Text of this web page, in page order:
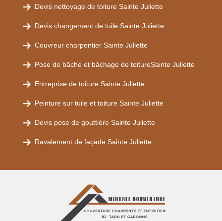
Devis nettoyage de toiture Sainte Juliette
Devis changement de tuile Sainte Juliette
Couvreur charpentier Sainte Juliette
Pose de bâche et bâchage de toitureSainte Juliette
Entreprise de toiture Sainte Juliette
Peinture sur tuile et toiture Sainte Juliette
Devis pose de gouttière Sainte Juliette
Ravalement de façade Sainte Juliette